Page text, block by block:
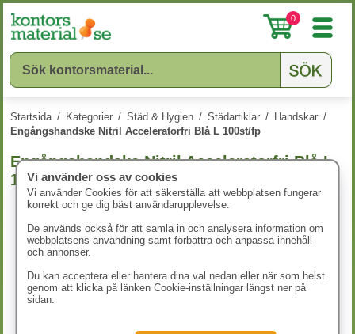
0
Startsida / Kategorier / Städ & Hygien / Städartiklar / Handskar /
Engångshandske Nitril Acceleratorfri Blå L 100st/fp
Engångshandske Nitril Acceleratorfri Blå L
100st/fp
Vi använder oss av cookies
Vi använder Cookies för att säkerställa att webbplatsen fungerar
korrekt och ge dig bäst användarupplevelse.
De används också för att samla in och analysera information om
webbplatsens användning samt förbättra och anpassa innehåll
och annonser.
Du kan acceptera eller hantera dina val nedan eller när som helst
genom att klicka på länken Cookie-inställningar längst ner på
sidan.